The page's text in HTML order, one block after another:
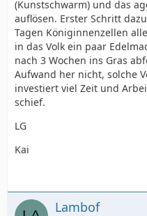
(Kunstschwarm) und das
auflösen. Erster Schritt
Tagen Königinnenzellen
in das Volk ein paar
nach 3 Wochen ins Gras
Aufwand her nicht, solche
investiert viel Zeit und
schief.
LG
Kai
Lambof